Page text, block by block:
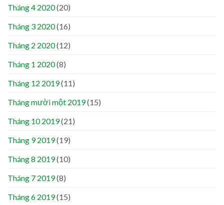
Tháng 4 2020(20)
Tháng 3 2020(16)
Tháng 2 2020(12)
Tháng 1 2020(8)
Tháng 12 2019(11)
Tháng mười một 2019(15)
Tháng 10 2019(21)
Tháng 9 2019(19)
Tháng 8 2019(10)
Tháng 7 2019(8)
Tháng 6 2019(15)